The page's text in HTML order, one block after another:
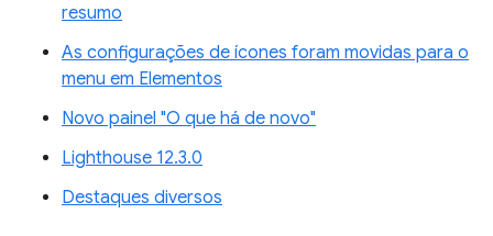
resumo
As configurações de ícones foram movidas para o
menu em Elementos
Novo painel "O que há de novo"
Lighthouse 12.3.0
Destaques diversos